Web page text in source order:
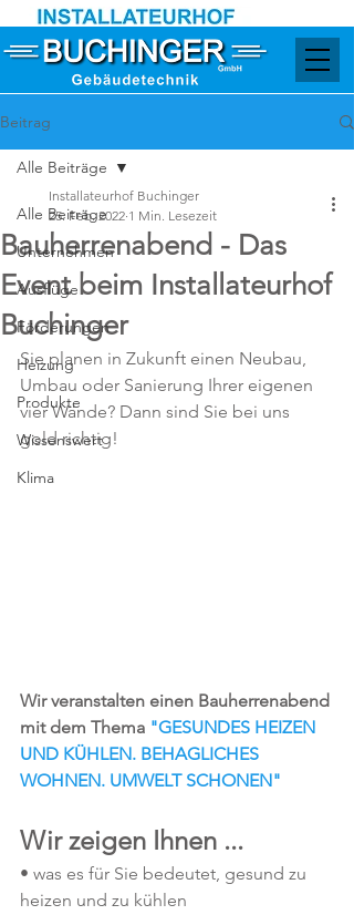
Beitrag
Alle Beiträge
Unternehmen
Ausflüge
Förderungen
Heizung
Produkte
Wissenswert
Klima
Alle Beiträge
Bauherrenabend - Das
Event beim Installateurhof
Buchinger
Installateurhof Buchinger
25. Feb. 2022 1 Min. Lesezeit
Sie planen in Zukunft einen Neubau,
Umbau oder Sanierung Ihrer eigenen
vier Wände? Dann sind Sie bei uns
gold richtig!
Wir veranstalten einen Bauherrenabend
mit dem Thema "GESUNDES HEIZEN
UND KÜHLEN. BEHAGLICHES
WOHNEN. UMWELT SCHONEN"
Wir zeigen Ihnen ...
• was es für Sie bedeutet, gesund zu
heizen und zu kühlen